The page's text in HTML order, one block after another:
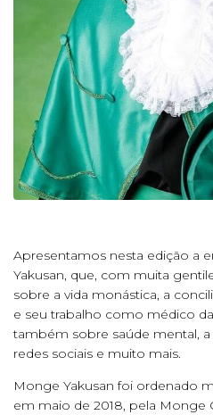
Apresentamos nesta edição a
Yakusan, que, com muita
sobre a vida monástica, a
e seu trabalho como médico
também sobre saúde mental,
redes sociais e muito mais.
Monge Yakusan foi ordenado
em maio de 2018, pela Monge